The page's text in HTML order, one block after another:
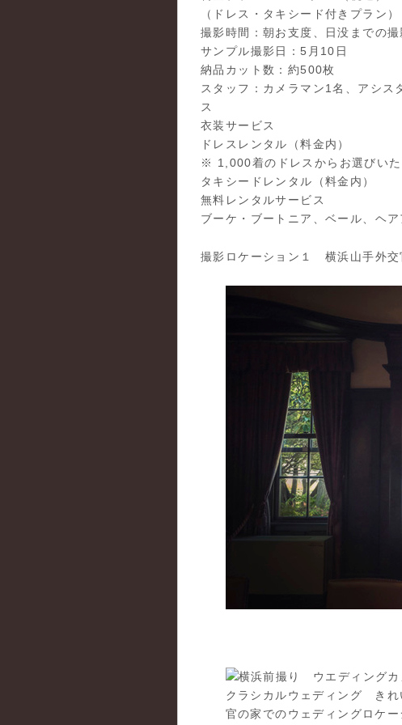
（ドレス・タキシード付きプラン）
撮影時間：朝お支度、日没までの
サンプル撮影日：5月10日
納品カット数：約500枚
スタッフ：カメラマン1名、アシ
ス
衣装サービス
ドレスレンタル（料金内）
※ 1,000着のドレスからお選びいた
タキシードレンタル（料金内）
無料レンタルサービス
ブーケ・ブートニア、ベール、ヘ
撮影ロケーション１ 横浜山手外交